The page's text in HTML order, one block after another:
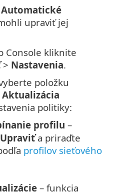
Automatické
upraviť jej
Console kliknite
> Nastavenia.
položku
Aktualizácia
politiky:
profilu –
Upraviťa priraďte
profilov sieťového
– funkcia